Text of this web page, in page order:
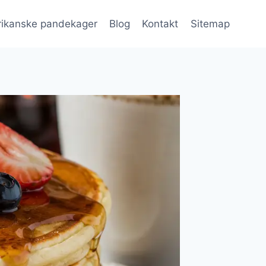
pandekager Blog Kontakt Sitemap